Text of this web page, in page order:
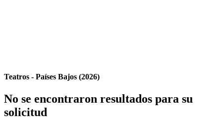
Teatros - Países Bajos (2026)
No se encontraron resultados para su
solicitud